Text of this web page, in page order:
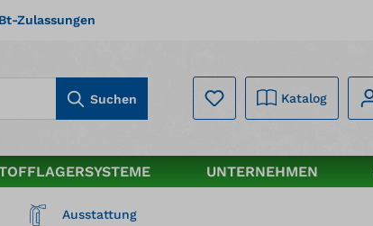
Zulassungen
Suchen Katalog
UNTERNEHMEN
Ausstattung